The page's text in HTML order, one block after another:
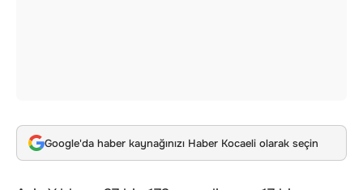
Google'da haber kaynağınızı Haber Kocaeli olarak seçin